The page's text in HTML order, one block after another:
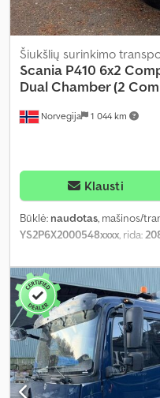
Norvegija 1 044 km
Šiukšlių surinkimo
Scania P410 6x2
Dual Chamber (2
Klausti
Būklė: naudotas, mašinos/
YS2P6X2000548xxxx , rida: